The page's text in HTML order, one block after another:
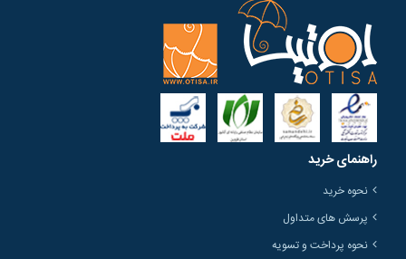
راهنمای خرید
نحوه خرید
پرسش های متداول
نحوه پرداخت و تسویه